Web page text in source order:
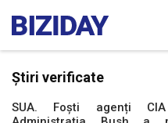
Știri verificate
SUA. Foști agenți